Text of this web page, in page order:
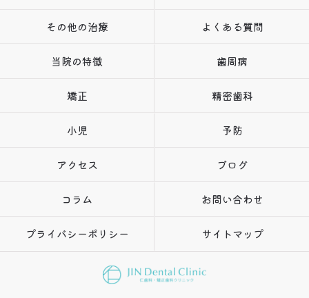
その他の治療 よくある質問
当院の特徴 歯周病
矯正 精密歯科
小児 予防
アクセス ブログ
コラム お問い合わせ
プライバシーポリシー サイトマップ